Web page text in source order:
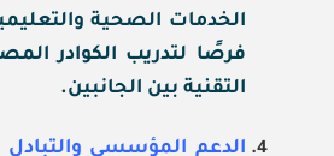
الخدمات الصحية
فرصًا لتدريب الكوادر
التقنية بين الجانبين.
الدعم المؤسسي والتبادل